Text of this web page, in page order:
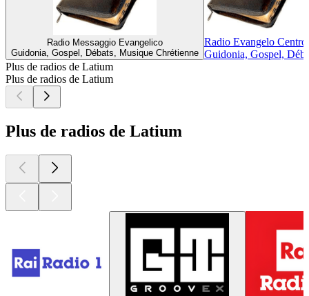
Radio Messaggio Evangelico
Guidonia, Gospel, Débats, Musique Chrétienne
Radio Evangelo
Guidonia, Gospel,
Plus de radios de Latium
Plus de radios de Latium
Plus de radios de Latium